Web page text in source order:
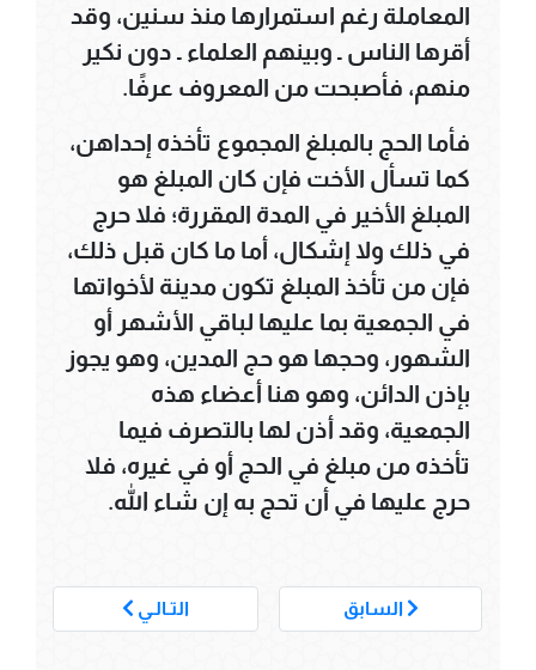
المعاملة رغم استمرارها منذ سنين، وقد
أقرها الناس ـ وبينهم العلماء ـ دون نكير
منهم، فأصبحت من المعروف عرفًا.
فأما الحج بالمبلغ المجموع تأخذه إحداهن،
كما تسأل الأخت فإن كان المبلغ هو
المبلغ الأخير في المدة المقررة؛ فلا حرج
في ذلك ولا إشكال، أما ما كان قبل ذلك،
فإن من تأخذ المبلغ تكون مدينة لأخواتها
في الجمعية بما عليها لباقي الأشهر أو
الشهور، وحجها هو حج المدين، وهو يجوز
بإذن الدائن، وهو هنا أعضاء هذه
الجمعية، وقد أذن لها بالتصرف فيما
تأخذه من مبلغ في الحج أو في غيره، فلا
حرج عليها في أن تحج به إن شاء الله.
السابق التـالـي